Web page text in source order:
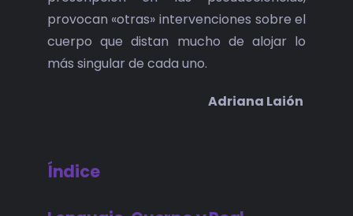
provocan «otras» intervenciones sobre el
cuerpo que distan mucho de alojar lo
más singular de cada uno.
Adriana Laión
Índice